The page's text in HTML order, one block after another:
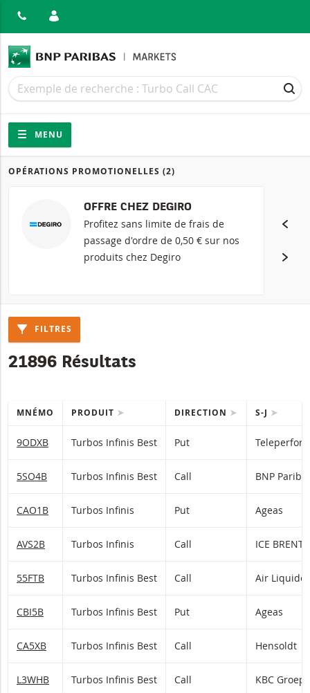
Recherche
Recherche
Navigation
Navigation sur le site
MENU
Produits
OPÉRATIONS PROMOTIONELLES (2)
OFFRE CHEZ DEGIRO
Profitez sans limite de frais de
passage d'ordre de 0,50 € sur nos
produits chez Degiro
FILTRES
21896 Résultats
MNÉMO PRODUIT DIRECTION S-J
9ODXB Turbos Infinis Best Put
5SO4B Turbos Infinis Best Call BNP
CAO1B Turbos Infinis Put Ageas
AVS2B Turbos Infinis Call
55FTB Turbos Infinis Best Call Air Liquide
CBI5B Turbos Infinis Best Put Ageas
CA5XB Turbos Infinis Best Call Hensoldt
L3WHB Turbos Infinis Best Call KBC Groep